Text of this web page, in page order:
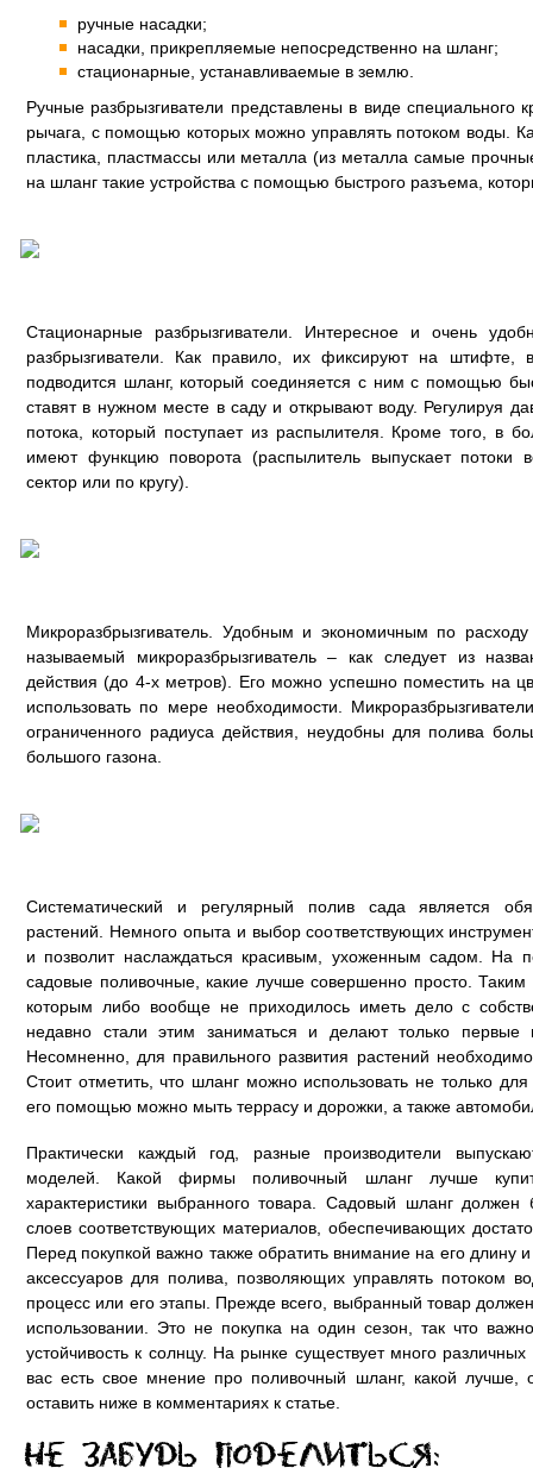
ручные насадки;
насадки, прикрепляемые непосредственно на шланг;
стационарные, устанавливаемые в землю.
Ручные разбрызгиватели представлены в виде специального
рычага, с помощью которых можно управлять потоком воды.
пластика, пластмассы или металла (из металла самые
на шланг такие устройства с помощью быстрого разъема,
Стационарные разбрызгиватели. Интересное и очень
разбрызгиватели. Как правило, их фиксируют на штифте,
подводится шланг, который соединяется с ним с помощью
ставят в нужном месте в саду и открывают воду. Регулируя
потока, который поступает из распылителя. Кроме того, в
имеют функцию поворота (распылитель выпускает потоки
сектор или по кругу).
Микроразбрызгиватель. Удобным и экономичным по
называемый микроразбрызгиватель – как следует из
действия (до 4-х метров). Его можно успешно поместить на
использовать по мере необходимости.
ограниченного радиуса действия, неудобны для полива
большого газона.
Систематический и регулярный полив сада является
растений. Немного опыта и выбор соответствующих
и позволит наслаждаться красивым, ухоженным садом. На
садовые поливочные, какие лучше совершенно просто.
которым либо вообще не приходилось иметь дело с
недавно стали этим заниматься и делают только
Несомненно, для правильного развития растений
Стоит отметить, что шланг можно использовать не только
его помощью можно мыть террасу и дорожки, а также
Практически каждый год, разные производители
моделей. Какой фирмы поливочный шланг лучше
характеристики выбранного товара. Садовый шланг должен
слоев соответствующих материалов, обеспечивающих
Перед покупкой важно также обратить внимание на его длину
аксессуаров для полива, позволяющих управлять потоком
процесс или его этапы. Прежде всего, выбранный товар
использовании. Это не покупка на один сезон, так что
устойчивость к солнцу. На рынке существует много
вас есть свое мнение про поливочный шланг, какой
оставить ниже в комментариях к статье.